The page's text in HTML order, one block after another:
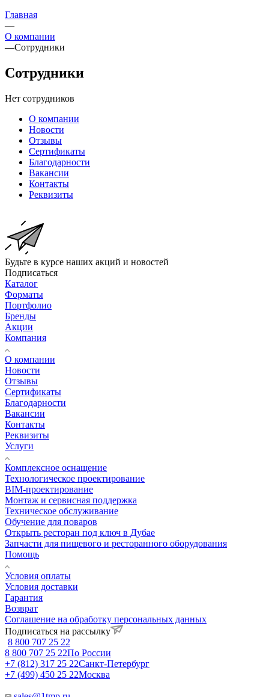
Главная
—
О компании
—Сотрудники
Сотрудники
Нет сотрудников
О компании
Новости
Отзывы
Сертификаты
Благодарности
Вакансии
Контакты
Реквизиты
Будьте в курсе наших акций и новостей
Подписаться
Каталог
Форматы
Портфолио
Бренды
Акции
Компания
О компании
Новости
Отзывы
Сертификаты
Благодарности
Вакансии
Контакты
Реквизиты
Услуги
Комплексное оснащение
Технологическое проектирование
BIM-проектирование
Монтаж и сервисная поддержка
Техническое обслуживание
Обучение для поваров
Открыть ресторан под ключ в Дубае
Запчасти для пищевого и ресторанного оборудования
Помощь
Условия оплаты
Условия доставки
Гарантия
Возврат
Соглашение на обработку персональных данных
Подписаться на рассылку
8 800 707 25 22
8 800 707 25 22По России
+7 (812) 317 25 22Санкт-Петербург
+7 (499) 450 25 22Москва